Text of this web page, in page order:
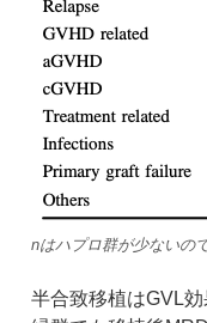
nはハプロ群が少ないの
半合致移植はGVL